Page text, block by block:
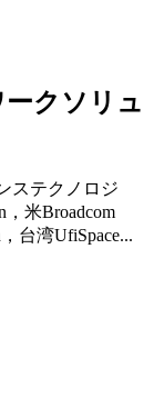
クソリュ
ステクノロジ
，米Broadcom
台湾UfiSpace...